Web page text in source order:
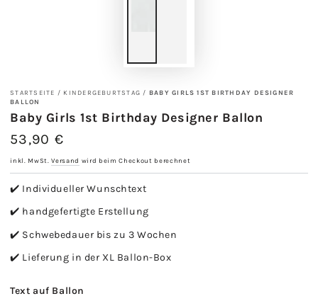
STARTSEITE / KINDERGEBURTSTAG / BABY GIRLS 1ST BIRTHDAY DESIGNER
BALLON
Baby Girls 1st Birthday Designer Ballon
Regulärer
53,90 €
inkl. MwSt.Versand wird beim Checkout berechnet
✔️ Individueller Wunschtext
✔️ handgefertigte Erstellung
✔️ Schwebedauer bis zu 3 Wochen
✔️ Lieferung in der XL Ballon-Box